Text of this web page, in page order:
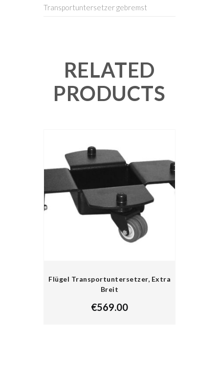
Transportuntersetzer gebremst
RELATED
PRODUCTS
Flügel Transportuntersetzer, Extra
Breit
€569.00